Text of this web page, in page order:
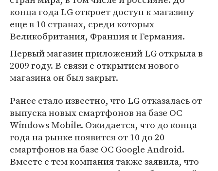
конца года LG откроет доступ к магазину
еще в 10 странах, среди которых
Великобритания, Франция и Германия.
Первый магазин приложений LG открыла в
2009 году. В связи с открытием нового
магазина он был закрыт.
Ранее стало известно, что LG отказалась от
выпуска новых смартфонов на базе ОС
Windows Mobile. Ожидается, что до конца
года на рынке появится от 10 до 20
смартфонов на базе ОС Google Android.
Вместе с тем компания также заявила, что